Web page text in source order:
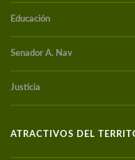
Educación
Senador A. Nav
Justicia
ATRACTIVOS DEL